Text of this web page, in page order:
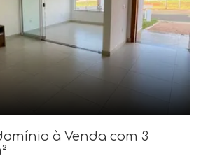
à Venda com 3